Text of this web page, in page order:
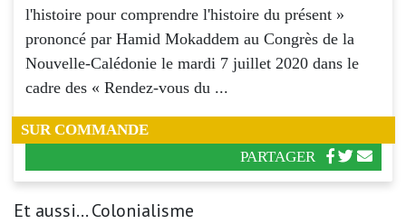
l'histoire pour comprendre l'histoire du présent »
prononcé par Hamid Mokaddem au Congrès de la
Nouvelle-Calédonie le mardi 7 juillet 2020 dans le
cadre des « Rendez-vous du ...
SUR COMMANDE
PARTAGER
Et aussi... Colonialisme